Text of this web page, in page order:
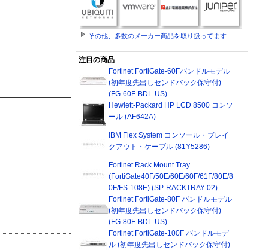
その他、多数のメーカー商品を取り扱ってます
注目の商品
Fortinet FortiGate-60Fバンドルモデル
(初年度先出しセンドバック保守付)
(FG-60F-BDL-US)
Hewlett-Packard HP LCD 8500 コンソ
ール (AF642A)
IBM Flex System コンソール・ブレイ
クアウト・ケーブル (81Y5286)
Fortinet Rack Mount Tray
(FortiGate40F/50E/60E/60F/61F/80E/8
0F/FS-108E) (SP-RACKTRAY-02)
Fortinet FortiGate-80F バンドルモデル
(初年度先出しセンドバック保守付)
(FG-80F-BDL-US)
Fortinet FortiGate-100F バンドルモデ
ル (初年度先出しセンドバック保守付)